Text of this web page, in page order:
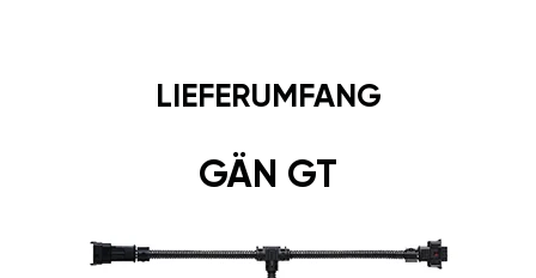
LIEFERUMFANG
GÄN GT